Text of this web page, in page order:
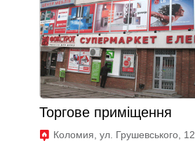
Торгове приміщення
Коломия, ул. Грушевського, 12